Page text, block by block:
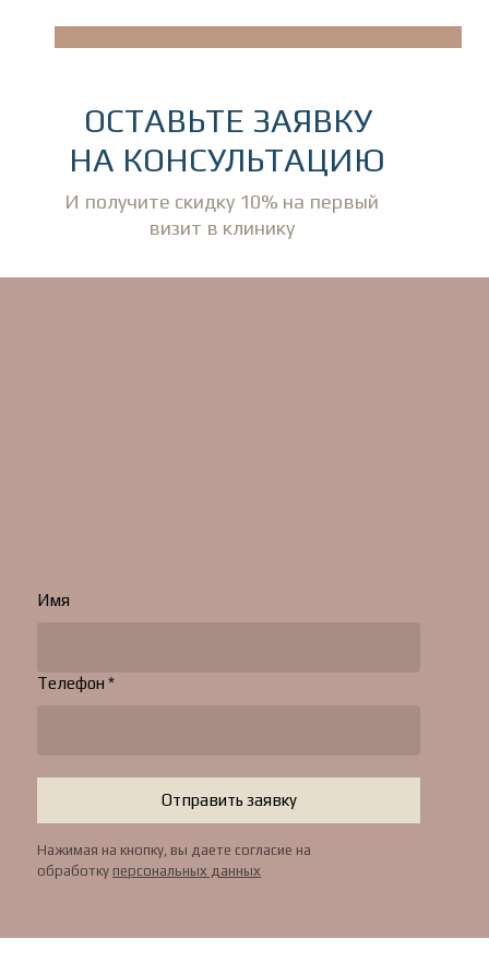
Имя
Телефон *
Отправить заявку
Нажимая на кнопку, вы даете согласие на
обработку персональных данных
И получите скидку 10% на первый
визит в клинику
ОСТАВЬТЕ ЗАЯВКУ
НА КОНСУЛЬТАЦИЮ